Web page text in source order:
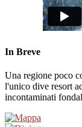
In Breve
Una regione poco
l'unico dive resort
incontaminati